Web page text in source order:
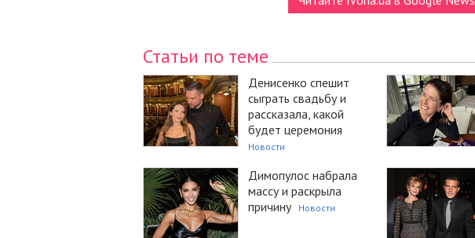
Статьи по теме
Денисенко спешит
сыграть свадьбу и
рассказала, какой
будет церемония
Новости
Димопулос набрала
массу и раскрыла
причину
Новости